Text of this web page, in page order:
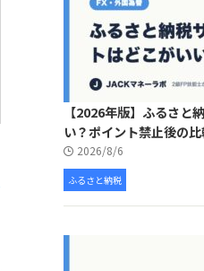
【2026年版】ふるさと
い？ポイント禁止後の
2026/8/6
ふるさと納税